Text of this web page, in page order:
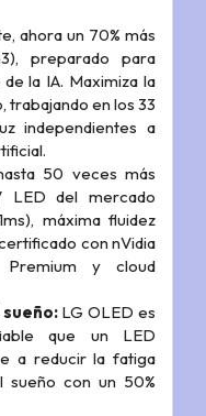
ahora un 70% más
preparado para
la IA. Maximiza la
trabajando en los 33
independientes a
50 veces más
LED del mercado
máxima fluidez
con nVidia
Premium y cloud
LG OLED es
que un LED
a reducir la fatiga
con un 50%